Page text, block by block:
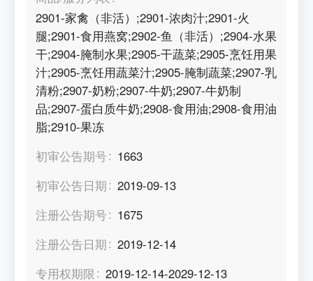
2901-家禽（非活）;2901-浓肉汁;2901-火
腿;2901-食用燕窝;2902-鱼（非活）;2904-水果
干;2904-腌制水果;2905-干蔬菜;2905-烹饪用果
汁;2905-烹饪用蔬菜汁;2905-腌制蔬菜;2907-乳
清粉;2907-奶粉;2907-牛奶;2907-牛奶制
品;2907-蛋白质牛奶;2908-食用油;2908-食用油
脂;2910-果冻
初审公告期号
1663
初审公告日期
2019-09-13
注册公告期号
1675
注册公告日期
2019-12-14
专用权期限
2019-12-14-2029-12-13